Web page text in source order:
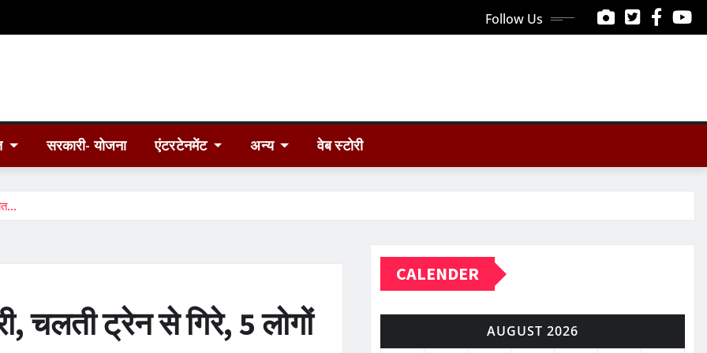
Follow Us
सरकारी- योजना एंटरटेनमेंट अन्य वेब स्टोरी
चलती ट्रेन से गिरे, 5 लोगों
CALENDER
AUGUST 2026